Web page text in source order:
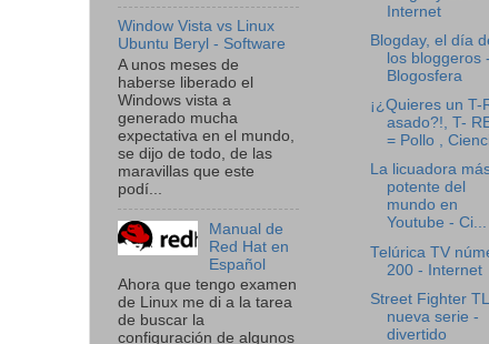
Window Vista vs Linux
Ubuntu Beryl - Software
A unos meses de
haberse liberado el
Windows vista a
generado mucha
expectativa en el mundo,
se dijo de todo, de las
maravillas que este
podí...
Manual de
Red Hat en
Español
Ahora que tengo examen
de Linux me di a la tarea
de buscar la
configuración de algunos
Internet
Blogday, el día
los bloggeros
Blogosfera
¡¿Quieres un T-
asado?!, T-
= Pollo ,
La licuadora
potente del
mundo en
Youtube - Ci...
Telúrica TV
200 - Internet
Street Fighter
nueva serie -
divertido